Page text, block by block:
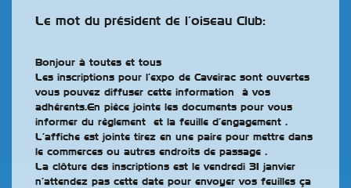
Le mot du président de l’oiseau Club:
Bonjour à toutes et tous
Les inscriptions pour l’expo de Caveirac sont ouvertes
vous pouvez diffuser cette information à vos
adhérents.En pièce jointe les documents pour vous
informer du règlement et la feuille d’engagement .
L’affiche est jointe tirez en une paire pour mettre dans
le commerces ou autres endroits de passage .
La clôture des inscriptions est le vendredi 31 janvier
n’attendez pas cette date pour envoyer vos feuilles ça